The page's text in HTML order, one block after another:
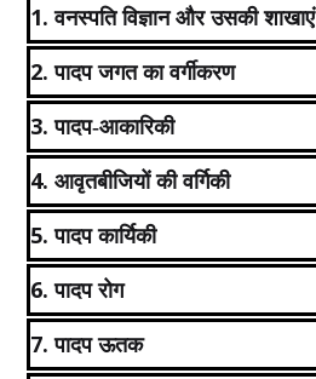
1.वनस्पति विज्ञान और उसकी शाखाएं
2.पादप जगत का वर्गीकरण
3.पादप-आकारिकी
4. आवृतबीजियों की वर्गिकी
5.पादप कार्यिकी
6.पादप रोग
7.पादप ऊतक